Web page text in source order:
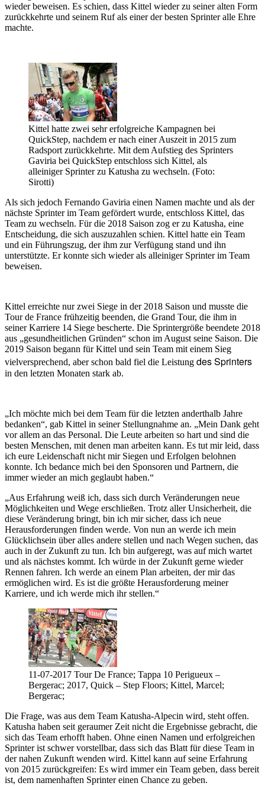
wieder beweisen. Es schien, dass Kittel wieder zu seiner alten Form
zurückkehrte und seinem Ruf als einer der besten Sprinter alle Ehre
machte.
Kittel hatte zwei sehr erfolgreiche Kampagnen bei
QuickStep, nachdem er nach einer Auszeit in 2015 zum
Radsport zurückkehrte. Mit dem Aufstieg des Sprinters
Gaviria bei QuickStep entschloss sich Kittel, als
alleiniger Sprinter zu Katusha zu wechseln. (Foto:
Sirotti)
Als sich jedoch Fernando Gaviria einen Namen machte und als der
nächste Sprinter im Team gefördert wurde, entschloss Kittel, das
Team zu wechseln. Für die 2018 Saison zog er zu Katusha, eine
Entscheidung, die sich auszuzahlen schien. Kittel hatte ein Team
und ein Führungszug, der ihm zur Verfügung stand und ihn
unterstützte. Er konnte sich wieder als alleiniger Sprinter im Team
beweisen.
Kittel erreichte nur zwei Siege in der 2018 Saison und musste die
Tour de France frühzeitig beenden, die Grand Tour, die ihm in
seiner Karriere 14 Siege bescherte. Die Sprintergröße beendete 2018
aus „gesundheitlichen Gründen“ schon im August seine Saison. Die
2019 Saison begann für Kittel und sein Team mit einem Sieg
vielversprechend, aber schon bald fiel die Leistung des Sprinters
in den letzten Monaten stark ab.
„Ich möchte mich bei dem Team für die letzten anderthalb Jahre
bedanken“, gab Kittel in seiner Stellungnahme an. „Mein Dank geht
vor allem an das Personal. Die Leute arbeiten so hart und sind die
besten Menschen, mit denen man arbeiten kann. Es tut mir leid, dass
ich eure Leidenschaft nicht mir Siegen und Erfolgen belohnen
konnte. Ich bedance mich bei den Sponsoren und Partnern, die
immer wieder an mich geglaubt haben.“
„Aus Erfahrung weiß ich, dass sich durch Veränderungen neue
Möglichkeiten und Wege erschließen. Trotz aller Unsicherheit, die
diese Veränderung bringt, bin ich mir sicher, dass ich neue
Herausforderungen finden werde. Von nun an werde ich mein
Glücklichsein über alles andere stellen und nach Wegen suchen, das
auch in der Zukunft zu tun. Ich bin aufgeregt, was auf mich wartet
und als nächstes kommt. Ich würde in der Zukunft gerne wieder
Rennen fahren. Ich werde an einem Plan arbeiten, der mir das
ermöglichen wird. Es ist die größte Herausforderung meiner
Karriere, und ich werde mich ihr stellen.“
11-07-2017 Tour De France; Tappa 10 Perigueux –
Bergerac; 2017, Quick – Step Floors; Kittel, Marcel;
Bergerac;
Die Frage, was aus dem Team Katusha-Alpecin wird, steht offen.
Katusha haben seit geraumer Zeit nicht die Ergebnisse gebracht, die
sich das Team erhofft haben. Ohne einen Namen und erfolgreichen
Sprinter ist schwer vorstellbar, dass sich das Blatt für diese Team in
der nahen Zukunft wenden wird. Kittel kann auf seine Erfahrung
von 2015 zurückgreifen: Es wird immer ein Team geben, dass bereit
ist, dem namenhaften Sprinter einen Chance zu geben.